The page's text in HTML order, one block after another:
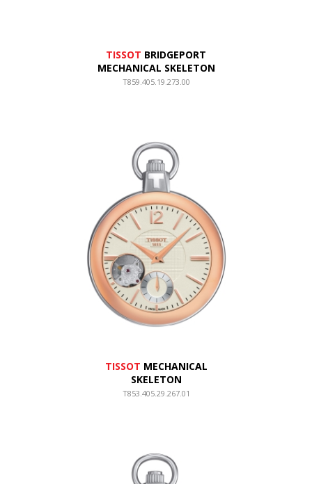
TISSOT BRIDGEPORT
MECHANICAL SKELETON
T859.405.19.273.00
TISSOT MECHANICAL
SKELETON
T853.405.29.267.01